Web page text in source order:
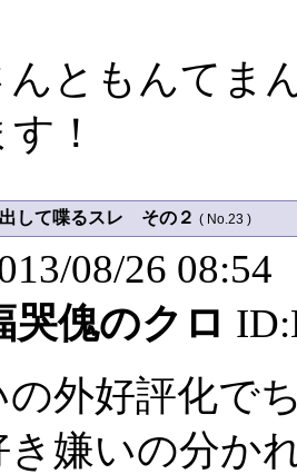
んともんてま
！
して喋るスレ その２ ( No.23 )
08/26 08:54
哭傀のクロ
外好評化で
き嫌いの分か